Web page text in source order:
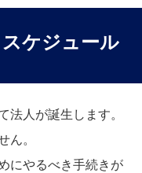
ケジュール
法人が誕生します。
ん。
にやるべき手続きが